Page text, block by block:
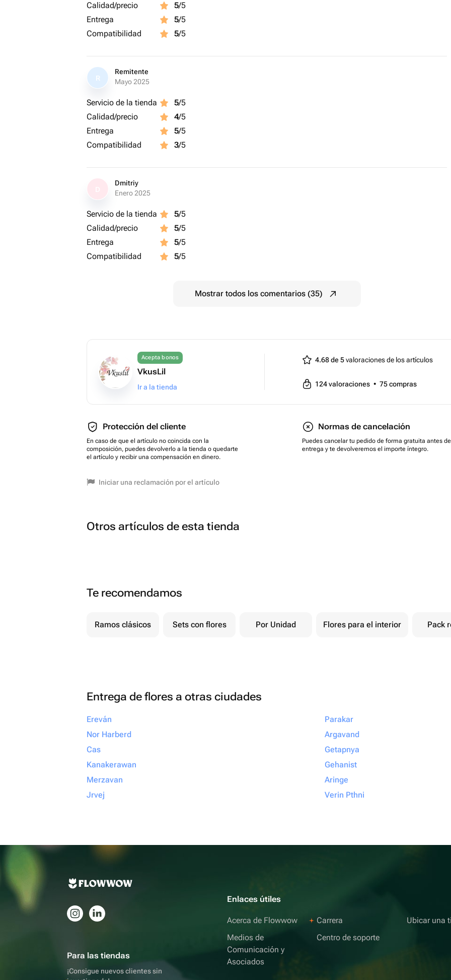
Calidad/precio
5/5
Entrega
5/5
Compatibilidad
5/5
R
Remitente
Mayo 2025
Servicio de la tienda 5/5
Calidad/precio
4/5
Entrega
5/5
Compatibilidad
3/5
Dmitriy
Enero 2025
Servicio de la tienda 5/5
Calidad/precio
5/5
Entrega
5/5
Compatibilidad
5/5
Mostrar todos los comentarios (35)
Acepta bonos
VkusLil
Ir a la tienda
4.68 de 5valoraciones de los artículos
124valoraciones • 75compras
Protección del cliente
En caso de que el artículo no coincida con la
composición, puedes devolverlo a la tienda o quedarte
el artículo y recibir una compensación en dinero.
Normas de cancelación
Puedes cancelar tu pedido de forma gratuita antes
entrega y te devolveremos el importe íntegro.
Iniciar una reclamación por el artículo
Otros artículos de esta tienda
Te recomendamos
Ramos clásicos Sets con flores Por Unidad Flores para el interior Pack
Entrega de flores a otras ciudades
Ereván
Nor Harberd
Cas
Kanakerawan
Merzavan
Jrvej
Parakar
Argavand
Getapnya
Gehanist
Aringe
Verin Pthni
Para las tiendas
¡Consigue nuevos clientes sin
Enlaces útiles
Acerca de Flowwow
Medios de
Comunicación y
Asociados
Carrera
Centro de soporte
Ubicar una